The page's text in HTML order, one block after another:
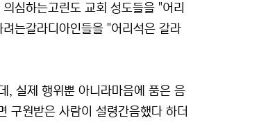
심하는고린도 교회 성도들을 "어리
는갈라디아인들을 "어리석은 갈라
실제 행위뿐 아니라마음에 품은 음
구원받은 사람이 설령간음했다 하더